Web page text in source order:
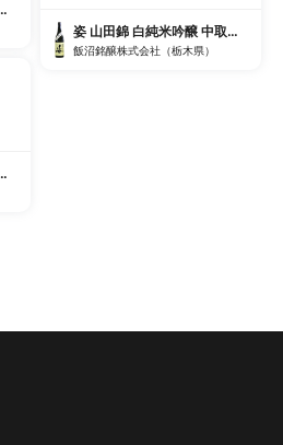
中取り 無濾過生原酒
姿 山田錦 白純米吟醸 中取り 無濾過生原酒
飯沼銘醸株式会社（栃木県）
中取り 無濾過生原酒